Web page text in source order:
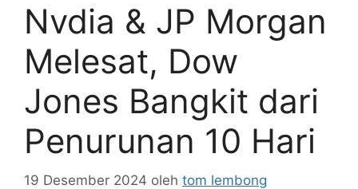
Nvdia & JP Morgan
Melesat, Dow
Jones Bangkit dari
Penurunan 10 Hari
19 Desember 2024 oleh tom lembong